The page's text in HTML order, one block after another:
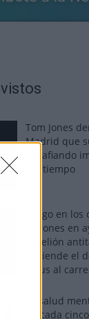
Tom Jones
Madrid que
desafiando
del tiempo
Fuego en
millones en
rebelión
enciende el
'bous al
La salud
de cada